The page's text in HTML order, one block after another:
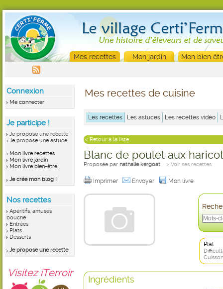
Mes recettes Mon jardin Mon bien
Connexion
Me connecter
Je participe !
Je propose une recette
Je propose une astuce
Mon livre recettes
Mon livre jardin
Mon livre bien-être
Je crée mon blog !
Nos recettes
Apéritifs, amuses
bouche
Entrées
Plats
Desserts
Je propose une recette
Visitez iTerroir
Mes recettes de cuisine
Les recettes Les astuces Les recettes vidéo
< Retour à la liste
Blanc de poulet aux
Proposée par nathalie kergoat > Voir ses recettes
Imprimer Envoyer Mon livre
Plat
Ingrédients